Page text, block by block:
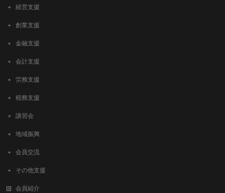
経営支援
創業支援
金融支援
会計支援
労務支援
税務支援
講習会
地域振興
会員交流
その他支援
会員紹介